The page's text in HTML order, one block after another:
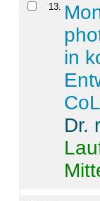
13
in
Dr.